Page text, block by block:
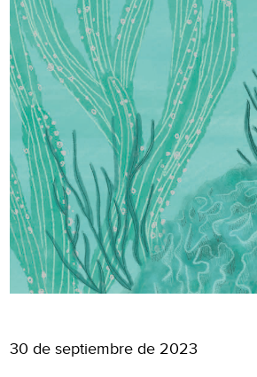
30 de septiembre de 2023